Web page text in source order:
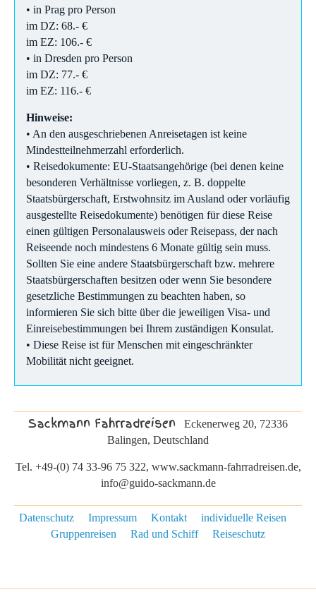
• in Prag pro Person
im DZ: 68.- €
im EZ: 106.- €
• in Dresden pro Person
im DZ: 77.- €
im EZ: 116.- €
Hinweise:
• An den ausgeschriebenen Anreisetagen ist keine
Mindestteilnehmerzahl erforderlich.
• Reisedokumente: EU-Staatsangehörige (bei denen keine
besonderen Verhältnisse vorliegen, z. B. doppelte
Staatsbürgerschaft, Erstwohnsitz im Ausland oder vorläufig
ausgestellte Reisedokumente) benötigen für diese Reise
einen gültigen Personalausweis oder Reisepass, der nach
Reiseende noch mindestens 6 Monate gültig sein muss.
Sollten Sie eine andere Staatsbürgerschaft bzw. mehrere
Staatsbürgerschaften besitzen oder wenn Sie besondere
gesetzliche Bestimmungen zu beachten haben, so
informieren Sie sich bitte über die jeweiligen Visa- und
Einreisebestimmungen bei Ihrem zuständigen Konsulat.
• Diese Reise ist für Menschen mit eingeschränkter
Mobilität nicht geeignet.
Sackmann Fahrradreisen Eckenerweg 20, 72336
Balingen, Deutschland
Tel. +49-(0) 74 33-96 75 322, www.sackmann-fahrradreisen.de,
info@guido-sackmann.de
Datenschutz Impressum Kontakt
individuelle Reisen
Gruppenreisen
Rad und Schiff Reiseschutz